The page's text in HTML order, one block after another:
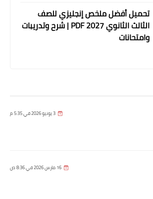
تحميل أفضل ملخص إنجليزي للصف
الثالث الثانوي 2027 PDF | شرح وتدريبات
وامتحانات
3 يونيو 2026 في 5:35 م
16 مارس 2026 في 8:36 ص